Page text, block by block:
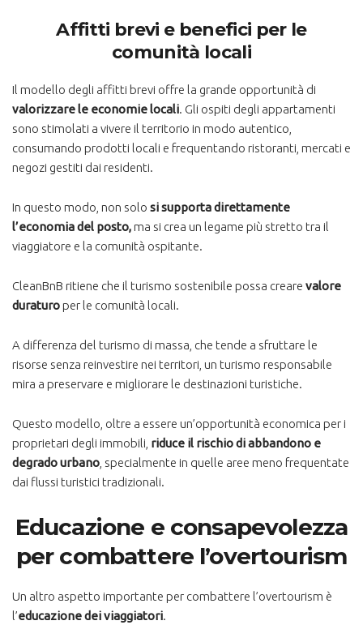
Affitti brevi e benefici per le
comunità locali
Il modello degli affitti brevi offre la grande opportunità di
valorizzare le economie locali. Gli ospiti degli appartamenti
sono stimolati a vivere il territorio in modo autentico,
consumando prodotti locali e frequentando ristoranti, mercati e
negozi gestiti dai residenti.
In questo modo, non solo si supporta direttamente
l’economia del posto,ma si crea un legame più stretto tra il
viaggiatore e la comunità ospitante.​
CleanBnB ritiene che il turismo sostenibile possa creare valore
duraturoper le comunità locali.
A differenza del turismo di massa, che tende a sfruttare le
risorse senza reinvestire nei territori, un turismo responsabile
mira a preservare e migliorare le destinazioni turistiche.
Questo modello, oltre a essere un’opportunità economica per i
proprietari degli immobili, riduce il rischio di abbandono e
degrado urbano , specialmente in quelle aree meno frequentate
dai flussi turistici tradizionali​.
Educazione e consapevolezza
per combattere l’overtourism
Un altro aspetto importante per combattere l’overtourism è
l’educazione dei viaggiatori.